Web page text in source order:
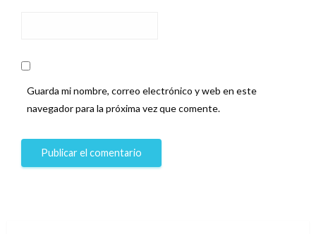
Guarda mi nombre, correo electrónico y web en este
navegador para la próxima vez que comente.